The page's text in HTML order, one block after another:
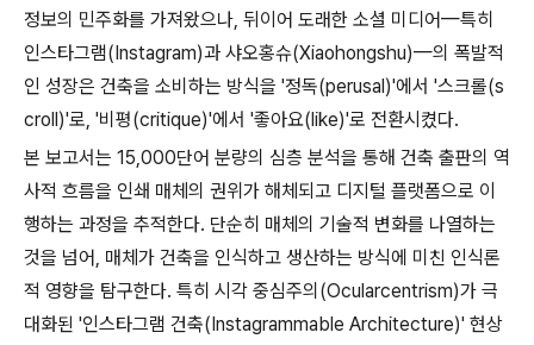
정보의 민주화를 가져왔으나, 뒤이어 도래한 소셜 미디어—특히
인스타그램(Instagram)과 샤오홍슈(Xiaohongshu)—의 폭발적
인 성장은 건축을 소비하는 방식을 '정독(perusal)'에서 '스크롤(s
croll)'로, '비평(critique)'에서 '좋아요(like)'로 전환시켰다.
본 보고서는 15,000단어 분량의 심층 분석을 통해 건축 출판의 역
사적 흐름을 인쇄 매체의 권위가 해체되고 디지털 플랫폼으로 이
행하는 과정을 추적한다. 단순히 매체의 기술적 변화를 나열하는
것을 넘어, 매체가 건축을 인식하고 생산하는 방식에 미친 인식론
적 영향을 탐구한다. 특히 시각 중심주의(Ocularcentrism)가 극
대화된 '인스타그램 건축(Instagrammable Architecture)' 현상